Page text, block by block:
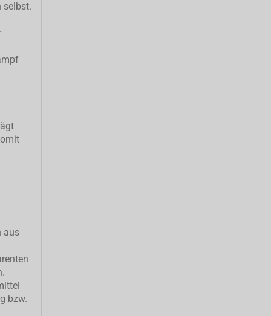
selbst.
aus
bzw.